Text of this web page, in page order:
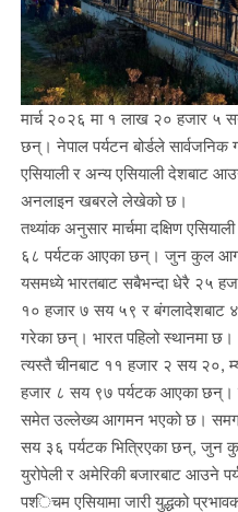
मार्च २०२६ मा १ लाख २० हजार ५
छन्। नेपाल पर्यटन बोर्डले सार्वजनिक
एसियाली र अन्य एसियाली देशबाट
अनलाइन खबरले लेखेको छ।
तथ्यांक अनुसार मार्चमा दक्षिण
६८ पर्यटक आएका छन्। जुन कुल
यसमध्ये भारतबाट सबैभन्दा धेरै २५
१० हजार ७ सय ५९ र बंगलादेशबाट
गरेका छन्। भारत पहिलो स्थानमा छ।
त्यस्तै चीनबाट ११ हजार २ सय २०,
हजार ८ सय ९७ पर्यटक आएका छन्।
समेत उल्लेख्य आगमन भएको छ।
सय ३६ पर्यटक भित्रिएका छन्, जुन
युरोपेली र अमेरिकी बजारबाट आउने
पश्‍िचम एसियामा जारी युद्धको